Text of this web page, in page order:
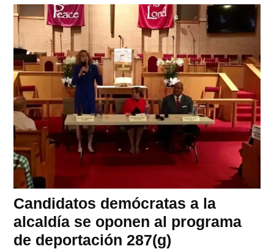
Candidatos demócratas a la
alcaldía se oponen al programa
de deportación 287(g)